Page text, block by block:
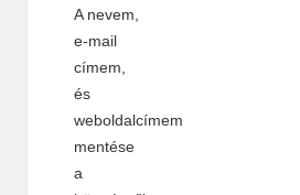
A nevem,
e-mail
címem,
és
weboldalcímem
mentése
a